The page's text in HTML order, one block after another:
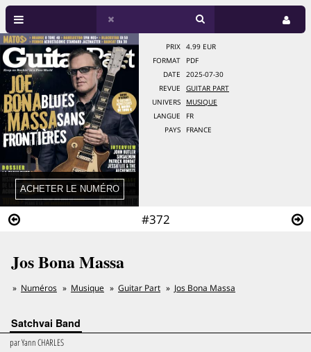
#372
PRIX
4.99 EUR
FORMAT
PDF
DATE
2025-07-30
REVUE
GUITAR PART
UNIVERS
MUSIQUE
LANGUE
FR
PAYS
FRANCE
Jos Bona Massa
Numéros Musique Guitar Part Jos Bona Massa
Satchvai Band
parYann CHARLES